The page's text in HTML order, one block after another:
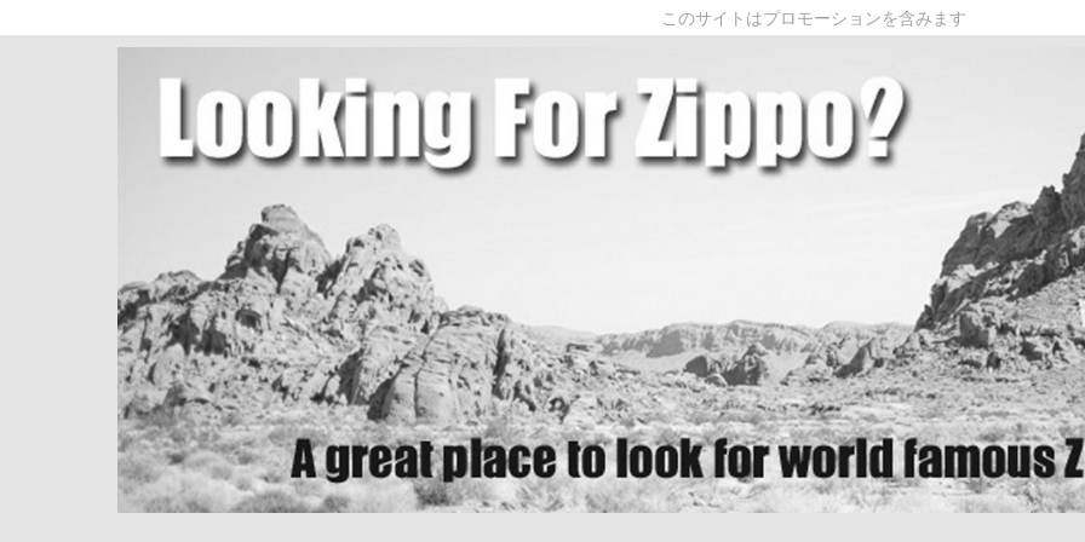
このサイトはプロモーションを含みます